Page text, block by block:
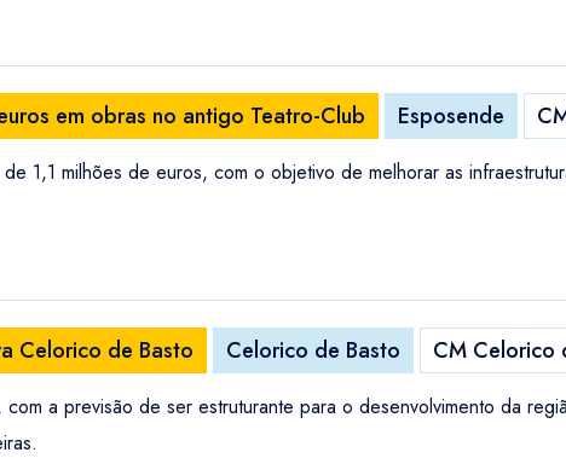
em obras no antigo Teatro-Club Esposende
1,1 milhões de euros, com o objetivo de melhorar as
Celorico de Basto Celorico de Basto CM Celorico
a previsão de ser estruturante para o desenvolvimento da